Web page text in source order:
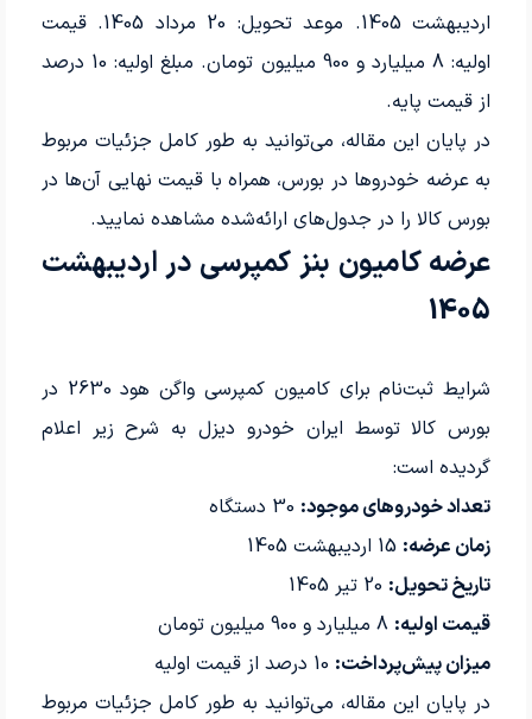
اردیبهشت 1405. موعد تحویل: 20 مرداد 1405. قیمت
اولیه: 8 میلیارد و 900 میلیون تومان. مبلغ اولیه: 10 درصد
از قیمت پایه.
در پایان این مقاله، می‌توانید به طور کامل جزئیات مربوط
به عرضه خودروها در بورس، همراه با قیمت نهایی آن‌ها در
بورس کالا را در جدول‌های ارائه‌شده مشاهده نمایید.
عرضه کامیون بنز کمپرسی در اردیبهشت
1405
شرایط ثبت‌نام برای کامیون کمپرسی واگن هود 2630 در
بورس کالا توسط ایران خودرو دیزل به شرح زیر اعلام
گردیده است:
تعداد خودروهای موجود:
زمان عرضه:
تاریخ تحویل:
قیمت اولیه:
میزان پیش‌پرداخت:
در پایان این مقاله، می‌توانید به طور کامل جزئیات مربوط